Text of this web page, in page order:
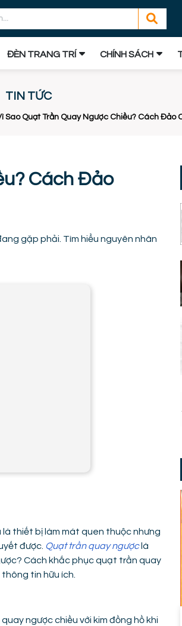
ĐÈN TRANG TRÍ CHÍNH SÁCH
TIN TỨC
Sao Quạt Trần Quay Ngược Chiều? Cách Đảo
Cách Đảo
gặp phải. Tìm hiểu nguyên nhân
thiết bị làm mát quen thuộc nhưng
được. Quạt trần quay ngượclà
Cách khắc phục quạt trần quay
tin hữu ích.
ngược chiều với kim đồng hồ khi